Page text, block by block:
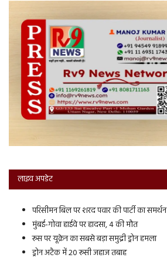
लाइव अपडेट
परिसीमन बिल पर शरद पवार की पार्टी का समर्थन
मुंबई-गोवा हाईवे पर हादसा, 4 की मौत
रूस पर यूक्रेन का सबसे बड़ा समुद्री ड्रोन हमला
ड्रोन अटैक में 20 रूसी जहाज तबाह